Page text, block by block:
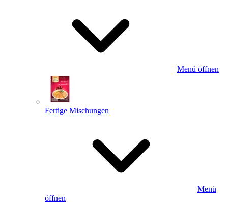
Menü öffnen
Fertige Mischungen
Menü
öffnen